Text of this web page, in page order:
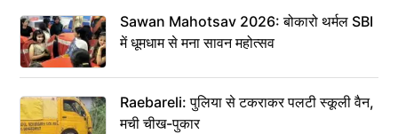
Sawan Mahotsav 2026: बोकारो थर्मल SBI
में धूमधाम से मना सावन महोत्सव
Raebareli: पुलिया से टकराकर पलटी स्कूली वैन,
मची चीख-पुकार